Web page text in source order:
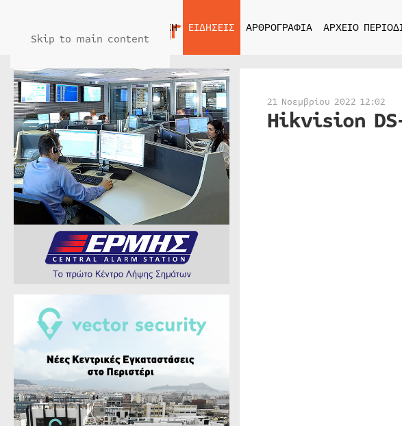
Skip to main content
ΑΡΧΙΚΗ ΕΙΔΗΣΕΙΣ ΑΡΘΡΟΓΡΑΦΙΑ ΑΡΧΕΙΟ
21 Νοεμβρίου 2022 12:02
Hikvision